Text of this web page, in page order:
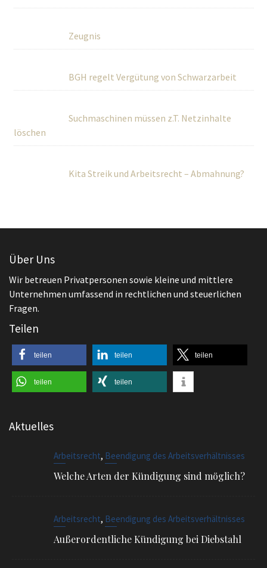
Zeugnis
BGH regelt Vergütung von Schwarzarbeit
Suchmaschinen müssen z.T. Netzinhalte
löschen
Kita Streik und Arbeitsrecht – Abmahnung?
Über Uns
Wir betreuen Privatpersonen sowie kleine und mittlere
Unternehmen umfassend in rechtlichen und steuerlichen
Fragen.
Teilen
teilen teilen teilen
teilen teilen
Aktuelles
Arbeitsrecht, Beendigung des Arbeitsverhältnisses
Welche Arten der Kündigung sind möglich?
Arbeitsrecht, Beendigung des Arbeitsverhältnisses
Außerordentliche Kündigung bei Diebstahl